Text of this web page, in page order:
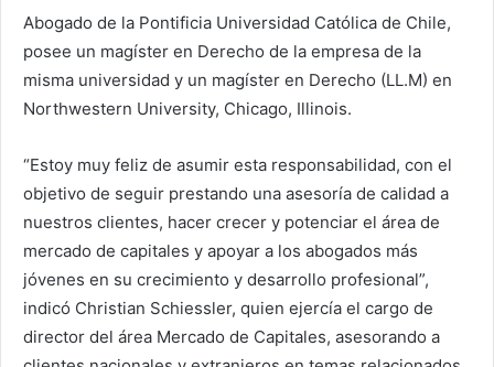
Abogado de la Pontificia Universidad Católica de Chile,
posee un magíster en Derecho de la empresa de la
misma universidad y un magíster en Derecho (LL.M) en
Northwestern University, Chicago, Illinois.
“Estoy muy feliz de asumir esta responsabilidad, con el
objetivo de seguir prestando una asesoría de calidad a
nuestros clientes, hacer crecer y potenciar el área de
mercado de capitales y apoyar a los abogados más
jóvenes en su crecimiento y desarrollo profesional”,
indicó Christian Schiessler, quien ejercía el cargo de
director del área Mercado de Capitales, asesorando a